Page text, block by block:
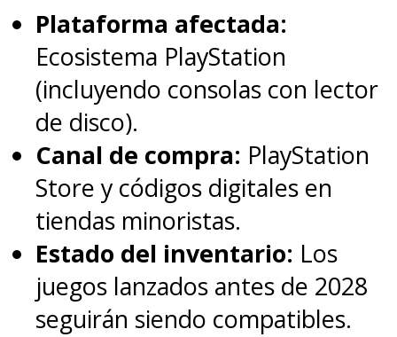
Plataforma afectada:
Ecosistema PlayStation
(incluyendo consolas con lector
de disco).
Canal de compra: PlayStation
Store y códigos digitales en
tiendas minoristas.
Estado del inventario: Los
juegos lanzados antes de 2028
seguirán siendo compatibles.